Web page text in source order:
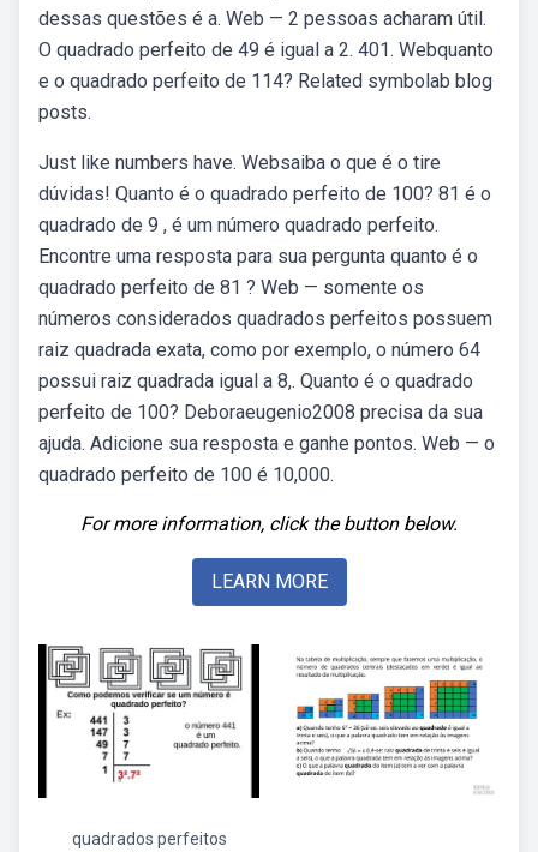
dessas questões é a. Web — 2 pessoas acharam útil.
O quadrado perfeito de 49 é igual a 2. 401. Webquanto
e o quadrado perfeito de 114? Related symbolab blog
posts.
Just like numbers have. Websaiba o que é o tire
dúvidas! Quanto é o quadrado perfeito de 100? 81 é o
quadrado de 9 , é um número quadrado perfeito.
Encontre uma resposta para sua pergunta quanto é o
quadrado perfeito de 81 ? Web — somente os
números considerados quadrados perfeitos possuem
raiz quadrada exata, como por exemplo, o número 64
possui raiz quadrada igual a 8,. Quanto é o quadrado
perfeito de 100? Deboraeugenio2008 precisa da sua
ajuda. Adicione sua resposta e ganhe pontos. Web — o
quadrado perfeito de 100 é 10,000.
For more information, click the button below.
LEARN MORE
quadrados perfeitos